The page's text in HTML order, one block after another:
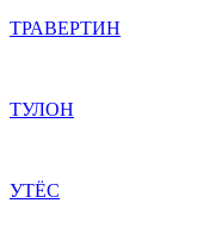
ТРАВЕРТИН
ТУЛОН
УТЁС